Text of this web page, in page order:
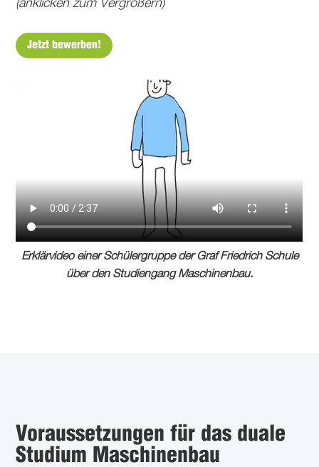
Jetzt bewerben!
Erklärvideo einer Schülergruppe der Graf Friedrich Schule
über den Studiengang Maschinenbau.
Voraussetzungen für das duale
Studium Maschinenbau